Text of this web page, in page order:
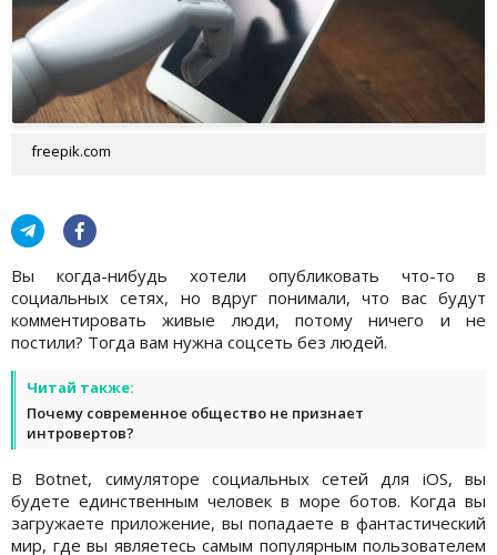
freepik.com
Вы когда-нибудь хотели опубликовать что-то в
социальных сетях, но вдруг понимали, что вас будут
комментировать живые люди, потому ничего и не
постили? Тогда вам нужна соцсеть без людей.
Читай также:
Почему современное общество не признает
интровертов?
В Botnet, симуляторе социальных сетей для iOS, вы
будете единственным человек в море ботов. Когда вы
загружаете приложение, вы попадаете в фантастический
мир, где вы являетесь самым популярным пользователем